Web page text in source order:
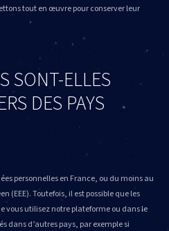
tout en œuvre pour conserver leur
SONT-ELLES
DES PAYS
personnelles en France, ou du moins au
(EEE). Toutefois, il est possible que les
vous utilisez notre plateforme ou dans le
dans d’autres pays, par exemple si